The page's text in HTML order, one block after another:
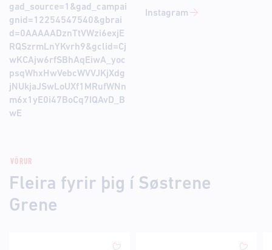
gad_source=1&gad_campai
gnid=12254547540&gbrai
d=0AAAAADznTtVWzi6exjE
RQSzrmLnYKvrh9&gclid=Cj
wKCAjw6rfSBhAqEiwA_yoc
psqWhxHwVebcWVVJKjXdg
jNUkjaJSwLoUXf1MRufWNn
m6x1yE0i47BoCq7IQAvD_B
wE
Instagram
VÖRUR
Fleira fyrir þig í Søstrene
Grene